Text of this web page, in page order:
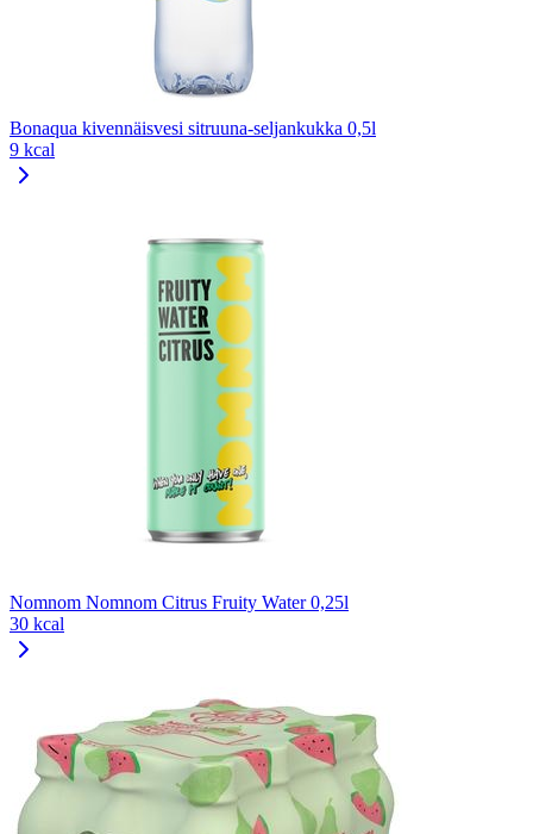
Bonaqua kivennäisvesi sitruuna-seljankukka 0,5l
9 kcal
Nomnom Nomnom Citrus Fruity Water 0,25l
30 kcal